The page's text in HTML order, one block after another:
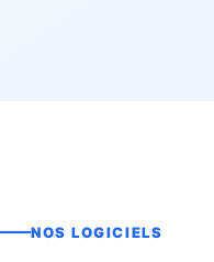
NOS LOGICIELS